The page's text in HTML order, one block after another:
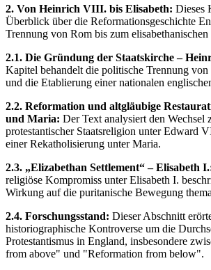
2. Von Heinrich VIII. bis Elisabeth: Dieses
Überblick über die Reformationsgeschichte
Trennung von Rom bis zum
2.1. Die Gründung der Staatskirche –
Kapitel behandelt die politische Trennung
und die Etablierung einer nationalen
2.2. Reformation und altgläubige
und Maria: Der Text analysiert den Wechsel
protestantischer Staatsreligion unter Edward
einer Rekatholisierung unter Maria.
2.3. „Elizabethan Settlement“ – Elisabeth
religiöse Kompromiss unter Elisabeth I.
Wirkung auf die puritanische Bewegung
2.4. Forschungsstand: Dieser Abschnitt
historiographische Kontroverse um die
Protestantismus in England, insbesondere
from above" und "Reformation from below".